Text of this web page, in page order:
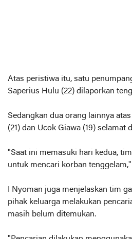
Atas peristiwa itu, satu
Saperius Hulu (22) dilaporkan
Sedangkan dua orang lainnya
(21) dan Ucok Giawa (19) selamat
"Saat ini memasuki hari kedua,
untuk mencari korban
I Nyoman juga menjelaskan tim
pihak keluarga melakukan
masih belum ditemukan.